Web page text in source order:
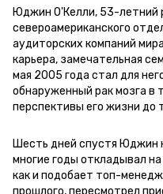
Юджин О'Келли, 53-летний
североамериканского
аудиторских компаний
карьера, замечательная
мая 2005 года стал для
обнаруженный рак мозга в
перспективы его жизни до
Шесть дней спустя Юджин
многие годы откладывал
как и подобает топ-
прошлого, пересмотрел